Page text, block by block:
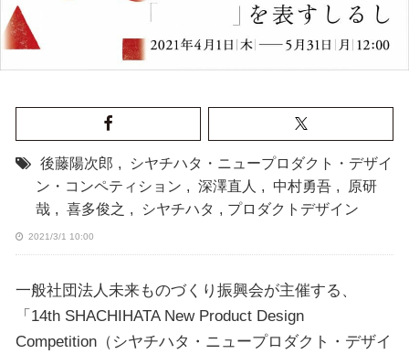
後藤陽次郎 ,
シヤチハタ・ニュープロダクト・デザイ
ン・コンペティション , 深澤直人 , 中村勇吾 ,
原研
哉 , 喜多俊之 , シヤチハタ , プロダクトデザイン
2021/3/1 10:00
一般社団法人未来ものづくり振興会が主催する、
「14th SHACHIHATA New Product Design
Competition（シヤチハタ・ニュープロダクト・デザイ